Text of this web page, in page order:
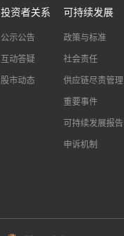
投资者关系
公示公告
互动答疑
股市动态
可持续发展
政策与标准
社会责任
供应链尽责管理
重要事件
可持续发展报告
申诉机制